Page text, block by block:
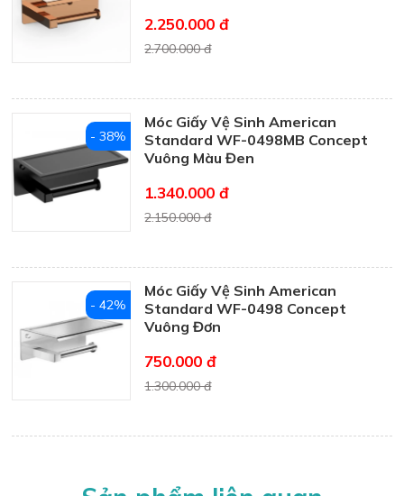
2.250.000 đ
2.700.000 đ
Móc Giấy Vệ Sinh American
Standard WF-0498MB Concept
Vuông Màu Đen
1.340.000 đ
2.150.000 đ
- 38%
Móc Giấy Vệ Sinh American
Standard WF-0498 Concept
Vuông Đơn
750.000 đ
1.300.000 đ
- 42%